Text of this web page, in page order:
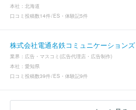
本社： 北海道
口コミ投稿数14件 ES・体験記5件
株式会社電通名鉄コミュニケーションズ
業界： 広告・マスコミ(広告代理店・広告制作)
本社： 愛知県
口コミ投稿数39件 ES・体験記9件